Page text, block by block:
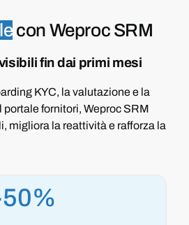
con Weproc SRM
fin dai primi mesi
KYC, la valutazione e la
fornitori, Weproc SRM
migliora la reattività e rafforza la